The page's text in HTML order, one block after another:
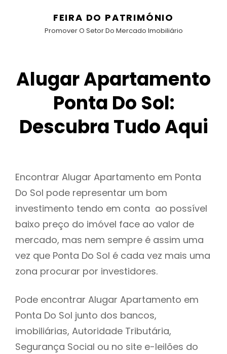
FEIRA DO PATRIMÓNIO
Promover O Setor Do Mercado Imobiliário
Alugar Apartamento
Ponta Do Sol:
Descubra Tudo Aqui
Encontrar Alugar Apartamento em Ponta
Do Sol pode representar um bom
investimento tendo em conta ao possível
baixo preço do imóvel face ao valor de
mercado, mas nem sempre é assim uma
vez que Ponta Do Sol é cada vez mais uma
zona procurar por investidores.
Pode encontrar Alugar Apartamento em
Ponta Do Sol junto dos bancos,
imobiliárias, Autoridade Tributária,
Segurança Social ou no site e-leilões do